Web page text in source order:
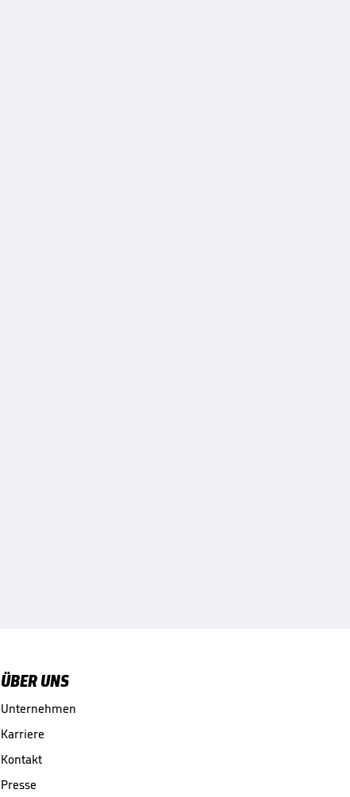
ÜBER UNS
Unternehmen
Karriere
Kontakt
Presse